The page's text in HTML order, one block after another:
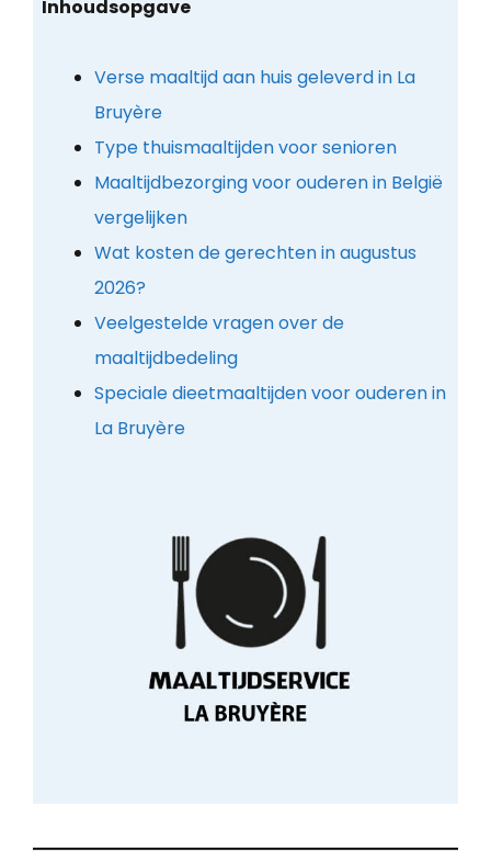
Inhoudsopgave
Verse maaltijd aan huis geleverd in La
Bruyère
Type thuismaaltijden voor senioren
Maaltijdbezorging voor ouderen in België
vergelijken
Wat kosten de gerechten in augustus
2026?
Veelgestelde vragen over de
maaltijdbedeling
Speciale dieetmaaltijden voor ouderen in
La Bruyère